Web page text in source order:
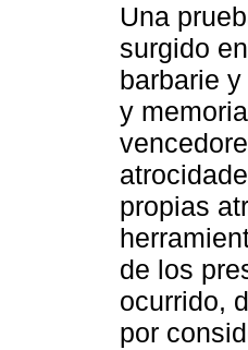
Una
surgido
barbarie
y
propias
de los
ocurrido,
por